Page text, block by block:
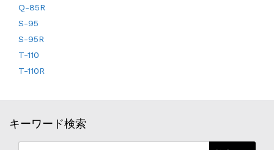
Q-85R
S-95
S-95R
T-110
T-110R
キーワード検索